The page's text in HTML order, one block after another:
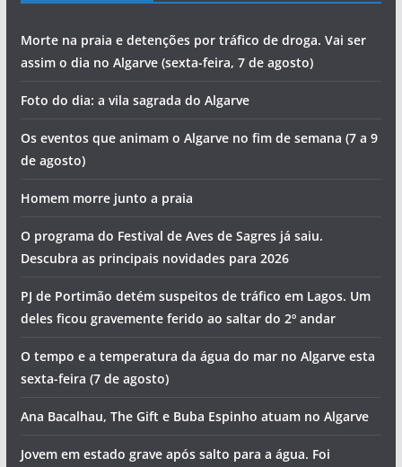
Morte na praia e detenções por tráfico de droga. Vai ser
assim o dia no Algarve (sexta-feira, 7 de agosto)
Foto do dia: a vila sagrada do Algarve
Os eventos que animam o Algarve no fim de semana (7 a 9
de agosto)
Homem morre junto a praia
O programa do Festival de Aves de Sagres já saiu.
Descubra as principais novidades para 2026
PJ de Portimão detém suspeitos de tráfico em Lagos. Um
deles ficou gravemente ferido ao saltar do 2º andar
O tempo e a temperatura da água do mar no Algarve esta
sexta-feira (7 de agosto)
Ana Bacalhau, The Gift e Buba Espinho atuam no Algarve
Jovem em estado grave após salto para a água. Foi